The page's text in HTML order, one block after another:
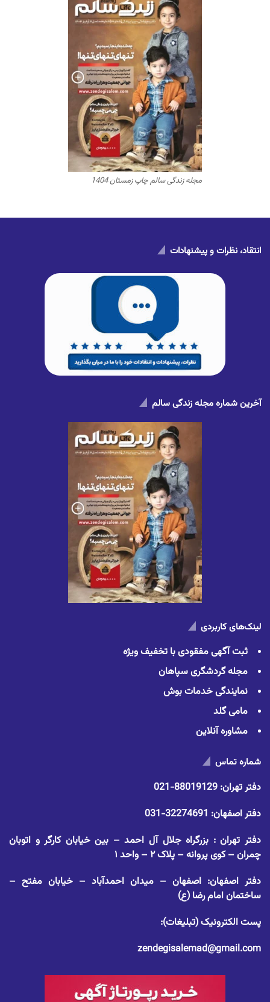
مجله زندگی سالم چاپ زمستان 1404
انتقاد، نظرات و پیشنهادات
آخرین شماره مجله زندگی سالم
لینک‌های کاربردی
ثبت آگهی مفقودی با تخفیف ویژه
مجله گردشگری سپاهان
نمایندگی خدمات بوش
مامی گلد
مشاوره آنلاین
شماره تماس
دفتر تهران: 88019129-021
دفتر اصفهان: 32274691-031
دفتر تهران : بزرگراه جلال آل احمد – بین خیابان کارگر و اتوبان
چمران – کوی پروانه – پلاک ۲ – واحد ۱
دفتر اصفهان: اصفهان – میدان احمدآباد – خیابان مفتح –
ساختمان امام رضا (ع)
پست الکترونیک (تبلیغات):
zendegisalemad@gmail.com